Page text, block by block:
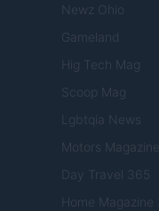
Newz Ohio
Gameland
Hig Tech Mag
Scoop Mag
Lgbtqia News
Motors
Day Travel 365
Home Magazine